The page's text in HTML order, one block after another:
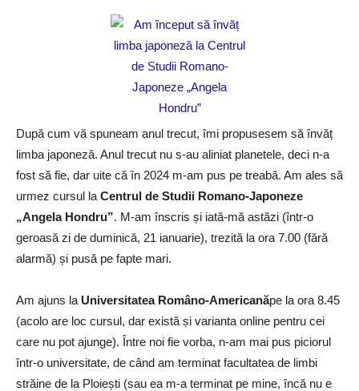
După cum vă spuneam anul trecut, îmi propusesem să învăț
limba japoneză. Anul trecut nu s-au aliniat planetele, deci n-a
fost să fie, dar uite că în 2024 m-am pus pe treabă. Am ales să
urmez cursul la Centrul de Studii Romano-Japoneze
„Angela Hondru”. M-am înscris și iată-mă astăzi (într-o
geroasă zi de duminică, 21 ianuarie), trezită la ora 7.00 (fără
alarmă) și pusă pe fapte mari.
Am ajuns la Universitatea Româno-Americanăpe la ora 8.45
(acolo are loc cursul, dar există și varianta online pentru cei
care nu pot ajunge). Între noi fie vorba, n-am mai pus piciorul
într-o universitate, de când am terminat facultatea de limbi
străine de la Ploiești (sau ea m-a terminat pe mine, încă nu e